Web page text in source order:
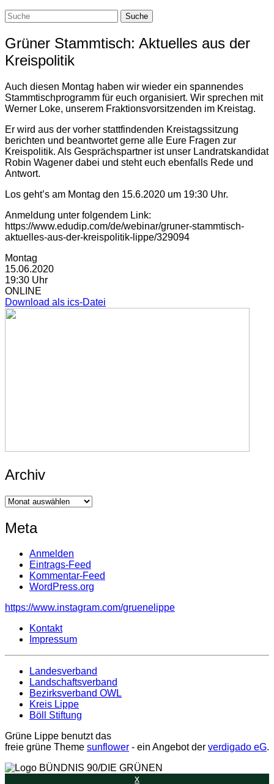
Grüner Stammtisch: Aktuelles aus der
Kreispolitik
Auch diesen Montag haben wir wieder ein spannendes
Stammtischprogramm für euch organisiert. Wir sprechen mit
Werner Loke, unserem Fraktionsvorsitzenden im Kreistag.
Er wird aus der vorher stattfindenden Kreistagssitzung
berichten und beantwortet gerne alle Eure Fragen zur
Kreispolitik. Als Gesprächspartner ist unser Landratskandidat
Robin Wagener dabei und steht euch ebenfalls Rede und
Antwort.
Los geht’s am Montag den 15.6.2020 um 19:30 Uhr.
Anmeldung unter folgendem Link:
https://www.edudip.com/de/webinar/gruner-stammtisch-
aktuelles-aus-der-kreispolitik-lippe/329094
Montag
15.06.2020
19:30 Uhr
ONLINE
Download als ics-Datei
Archiv
Archiv
Meta
Anmelden
Eintrags-Feed
Kommentar-Feed
WordPress.org
https://www.instagram.com/gruenelippe
Kontakt
Impressum
Landesverband
Landschaftsverband
Bezirksverband OWL
Kreis Lippe
Böll Stiftung
Grüne Lippe benutzt das
freie grüne Theme sunflower ‐ ein Angebot der verdigado eG.
x